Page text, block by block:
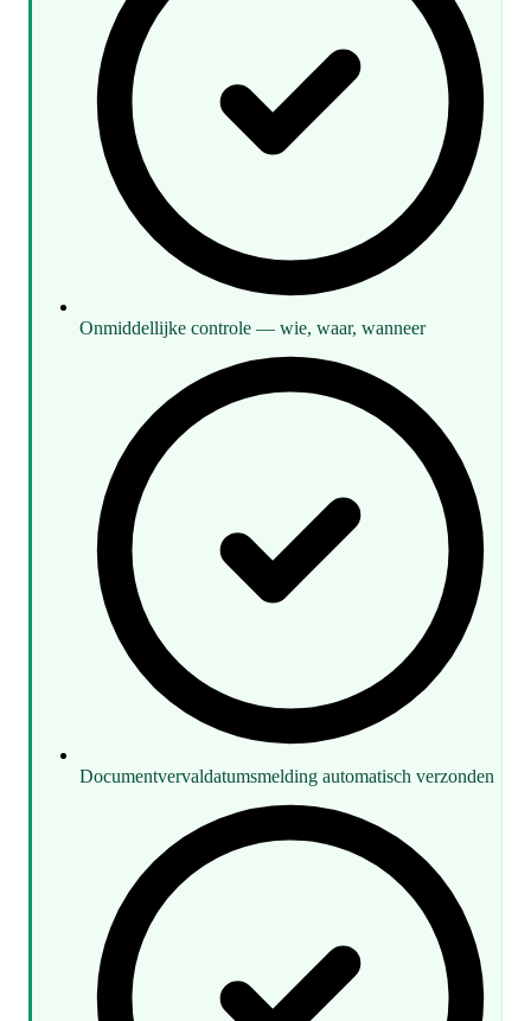
Onmiddellijke controle — wie, waar, wanneer
Documentvervaldatumsmelding automatisch verzonden